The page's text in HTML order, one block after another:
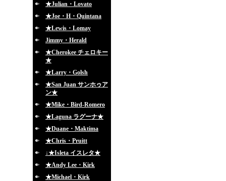
★Julian・Lovato
★Joe・H・Quintana
★Lewis・Lomay
Jimmy・Herald
★Cherokee チェロキー
★
★Larry・Golsh
★San Juan サンホゥア
ン★
★Mike・Bird-Romero
★Laguna ラグーナ★
★Duane・Maktima
★Chris・Pruitt
↓★Isleta イスレタ★
★Andy Lee・Kirk
★Michael・Kirk